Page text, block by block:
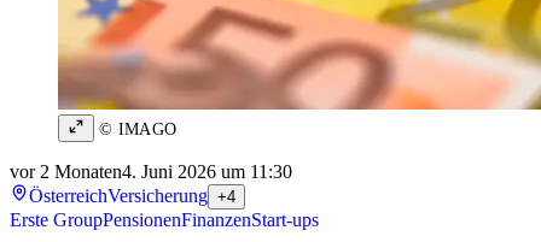
© IMAGO
vor 2 Monaten4. Juni 2026 um 11:30
ÖsterreichVersicherung +4
Erste GroupPensionenFinanzenStart-ups